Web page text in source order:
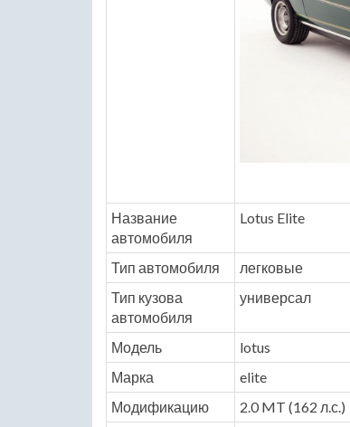
Название
автомобиля
Lotus Elite
Тип автомобиля легковые
Тип кузова
автомобиля
универсал
Модель lotus
Марка
elite
Модификацию
2.0 MT (162 л.с.)